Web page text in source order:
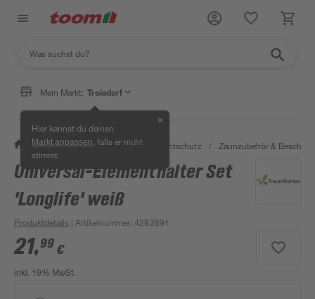
Mein Markt: Troisdorf
Hier kannst du deinen
Markt anpassen , falls er nicht
stimmt.
✕
/ Garten & Freizeit / Zäune & Sichtschutz / Zaunzubehör &
Universal-Elementhalter Set
'Longlife' weiß
Produktdetails | Artikelnummer:4282891
21,99 €
inkl. 19% MwSt.